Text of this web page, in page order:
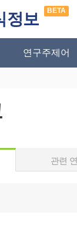
정보 BETA
연구주제어
관련